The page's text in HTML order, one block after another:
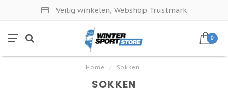
Veilig winkelen, Webshop Trustmark
0
Home / Sokken
SOKKEN